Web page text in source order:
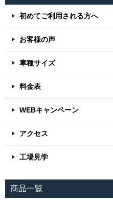
初めてご利用される方へ
お客様の声
車種サイズ
料金表
WEBキャンペーン
アクセス
工場見学
商品一覧